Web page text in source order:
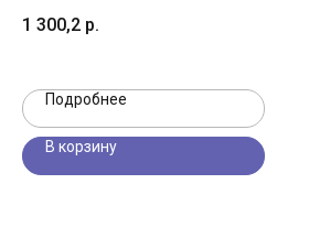
1 300,2 р.
Подробнее
В корзину